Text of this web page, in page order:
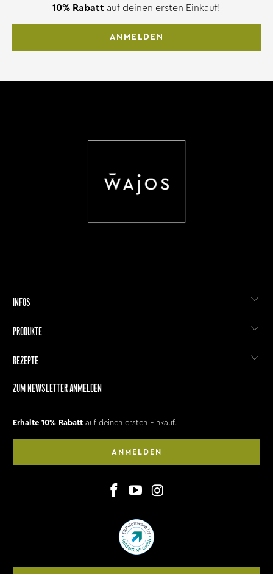
10% Rabatt auf deinen ersten Einkauf!
ANMELDEN
INFOS
PRODUKTE
REZEPTE
ZUM NEWSLETTER ANMELDEN
Erhalte 10% Rabatt auf deinen ersten Einkauf.
ANMELDEN